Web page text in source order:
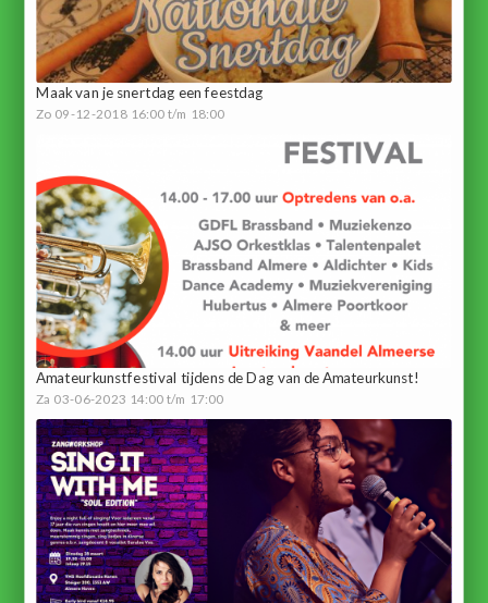
Maak van je snertdag een feestdag
Zo 09-12-2018 16:00 t/m 18:00
Amateurkunstfestival tijdens de Dag van de Amateurkunst!
Za 03-06-2023 14:00 t/m 17:00